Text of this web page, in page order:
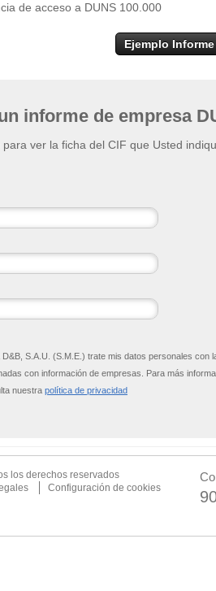
de acceso a DUNS 100.000
Ejemplo Informe
informe de empresa
ver la ficha del CIF que Usted
S.A.U. (S.M.E.) trate mis datos personales
con información de empresas. Para más
nuestra política de privacidad
los derechos reservados
Configuración de cookies